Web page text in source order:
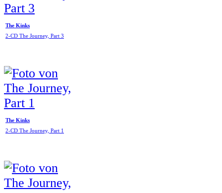
The Kinks
2-CD The Journey, Part 3
The Kinks
2-CD The Journey, Part 1